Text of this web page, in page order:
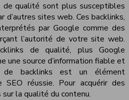
de qualité sont plus susceptibles
d’autres sites web. Ces backlinks,
par Google comme des
l’autorité de votre site web.
de qualité, plus Google
une source d’information fiable et
de backlinks est un élément
SEO réussie. Pour acquérir des
la qualité du contenu.